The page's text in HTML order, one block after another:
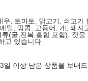
우, 토마토, 닭고기, 쇠고기
밀, 땅콩, 고등어, 게, 돼지
(굴,전복,홍합 포함), 잣을
고 있습니다
일 이상 남은 상품을 보내드